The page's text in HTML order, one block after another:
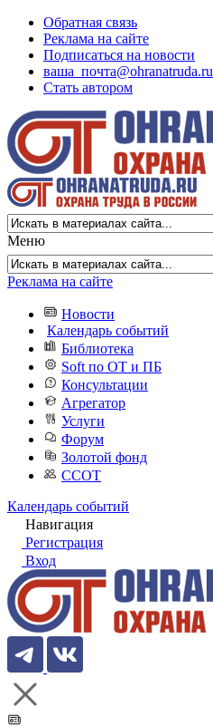
Обратная связь
Реклама на сайте
Подписаться на новости
ваша_почта@ohranatruda.ru
Стать автором
Меню
Реклама на сайте
Новости
Календарь событий
Библиотека
Soft по ОТ и ПБ
Консультации
Агрегатор
Услуги
Форум
Золотой фонд
ССОТ
Календарь событий
Навигация
Регистрация
Вход